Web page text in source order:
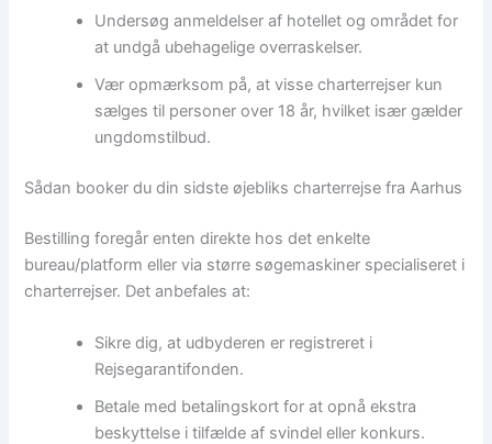
Undersøg anmeldelser af hotellet og området for
at undgå ubehagelige overraskelser.
Vær opmærksom på, at visse charterrejser kun
sælges til personer over 18 år, hvilket især gælder
ungdomstilbud.
Sådan booker du din sidste øjebliks charterrejse fra Aarhus
Bestilling foregår enten direkte hos det enkelte
bureau/platform eller via større søgemaskiner specialiseret i
charterrejser. Det anbefales at:
Sikre dig, at udbyderen er registreret i
Rejsegarantifonden.
Betale med betalingskort for at opnå ekstra
beskyttelse i tilfælde af svindel eller konkurs.